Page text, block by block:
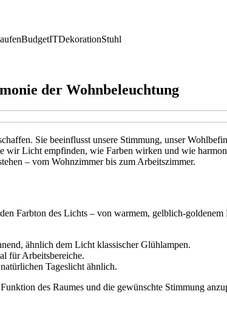
BudgetITDekorationStuhl
der Wohnbeleuchtung
Sie beeinflusst unsere Stimmung, unser
wir Licht empfinden, wie Farben wirken und wie
– vom Wohnzimmer bis zum Arbeitszimmer.
den Farbton des Lichts – von warmem, gelblich-
ähnlich dem Licht klassischer Glühlampen.
für Arbeitsbereiche.
Tageslicht ähnlich.
des Raumes und die gewünschte Stimmung